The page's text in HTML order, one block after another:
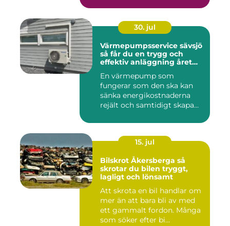
30. jul
Värmepumpsservice sävsjö
så får du en trygg och
effektiv anläggning året
En värmepump som
fungerar som den ska kan
sänka energikostnaderna
rejält och samtidigt skapa
15. jul
Bilskrot Åkersberga så
skrotar du bilen tryggt,
lagligt och lönsamt
Att skrota en bil handlar om
mer än att bara bli av med
ett gammalt fordon. Många
som söker efter bi...